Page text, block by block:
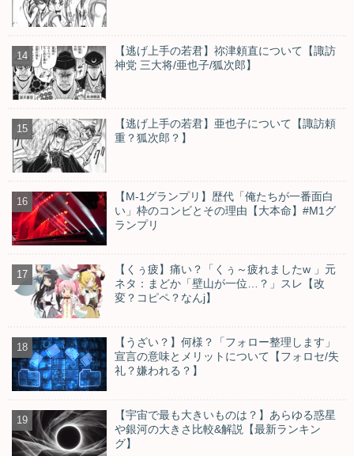
【逃げ上手の若君】祢津頼直について【諏訪
神党 三大将/亜也子/狐次郎】
【逃げ上手の若君】亜也子について【諏訪頼
重？狐次郎？】
【M-1グランプリ】歴代「俺たちが一番面白
い」枠のコンビとその理由【大本命】#M1グ
ランプリ
【くぅ疲】痛い？「くぅ～疲れましたw 」元
ネタ：まどか「壁山が一位…？」スレ【改
変？コピペ？なんj】
【うざい？】何様？「フォロー整理します」
宣言の意味とメリットについて【フォロセ/失
礼？嫌われる？】
【宇宙で最も大きいものは？】あらゆる惑星
や銀河の大きさ比較&解説【最新ランキン
グ】